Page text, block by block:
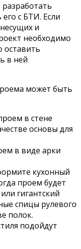
с БТИ. Если
и
необходимо
в ней
может быть
в стене
основы для
в виде арки
кухонный
проем будет
гигантский
спицы рулевого
полок.
подойдут